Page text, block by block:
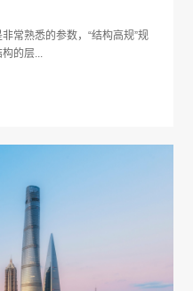
常熟悉的参数，“结构高规”规
的层...